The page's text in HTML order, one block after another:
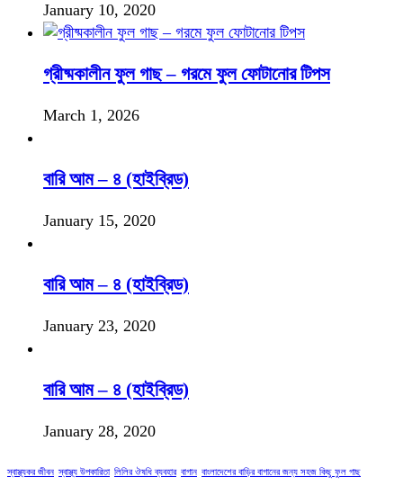
January 10, 2020
গ্রীষ্মকালীন ফুল গাছ – গরমে ফুল ফোটানোর টিপস
March 1, 2026
বারি আম – ৪ (হাইব্রিড)
January 15, 2020
বারি আম – ৪ (হাইব্রিড)
January 23, 2020
বারি আম – ৪ (হাইব্রিড)
January 28, 2020
স্বাস্থ্যকর জীবন স্বাস্থ্য উপকারিতা লিলির ঔষধি ব্যবহার বাগান বাংলাদেশের বাড়ির বাগানের জন্য সহজ কিছু ফুল গাছ